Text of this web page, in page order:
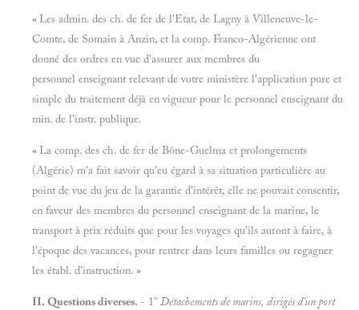
«Les admin. des ch. de fer de l'Etat, de Lagny à Villeneuve-le-
Comte, de Somain à Anzin, et la comp. Franco-Algérienne ont
donné des ordres en vue d'assurer aux membres du
personnel enseignant relevant de votre ministère l'application pure et
simple du traitement déjà en vigueur pour le personnel enseignant du
min. de l'instr. publique.
«La comp. des ch. de fer de Bône-Guelma et prolongements
(Algérie) m'a fait savoir qu'eu égard à sa situation particulière au
point de vue du jeu de la garantie d'intérêt, elle ne pouvait consentir,
en faveur des membres du personnel enseignant de la marine, le
transport à prix réduits que pour les voyages qu'ils auront à faire, à
l'époque des vacances, pour rentrer dans leurs familles ou regagner
les établ. d'instruction. »
II. Questions diverses. - 1° Détachements de marins, dirigés d'un port